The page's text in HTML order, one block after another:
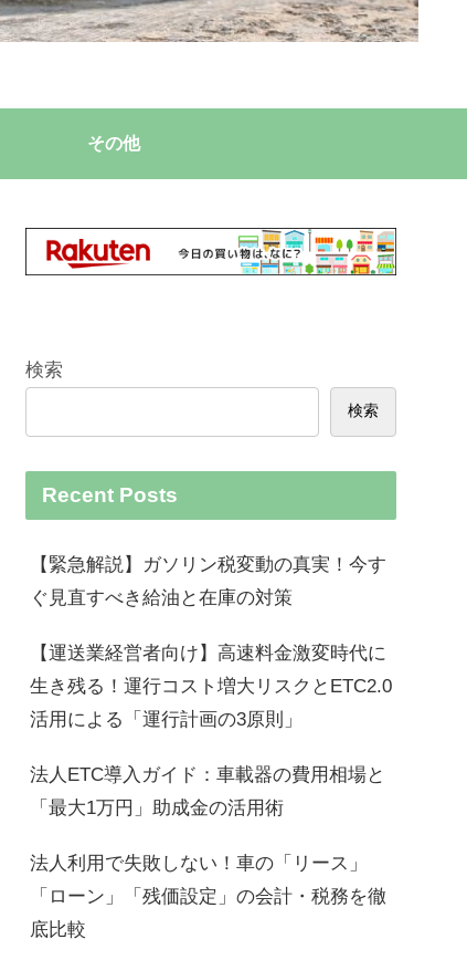
その他
検索
検索
Recent Posts
【緊急解説】ガソリン税変動の真実！今す
ぐ見直すべき給油と在庫の対策
【運送業経営者向け】高速料金激変時代に
生き残る！運行コスト増大リスクとETC2.0
活用による「運行計画の3原則」
法人ETC導入ガイド：車載器の費用相場と
「最大1万円」助成金の活用術
法人利用で失敗しない！車の「リース」
「ローン」「残価設定」の会計・税務を徹
底比較